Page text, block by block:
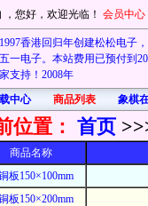
，您好，欢迎光临！ 会员中心
香港回归年创建松松电子
一电子。本站费用已预付到
支持！2008年
中心 商品列表 象棋
位置： 首页
商品名称
板150×100mm
板150×200mm